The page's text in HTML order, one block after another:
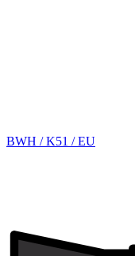
BWH / K51 / EU